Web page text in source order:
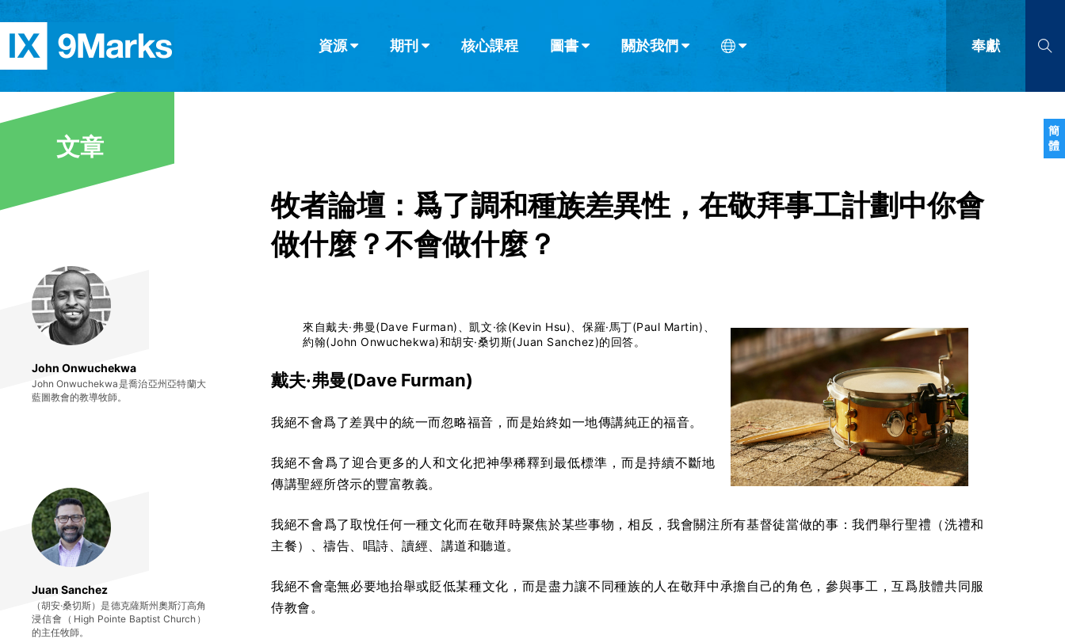
簡
體
資源 期刊 核心課程 圖書 關於我們 奉獻
查看全部
查看全部
简体中文
文章
John Onwuchekwa
John Onwuchekwa是喬治亞州亞特蘭大
藍圖教會的教導牧師。
Juan Sanchez
（胡安·桑切斯）是德克薩斯州奧斯汀高角
浸信會（High Pointe Baptist Church）
的主任牧師。
牧者論壇：爲了調和種族差異性，在敬拜事工計劃中你會
做什麼？不會做什麼？
來自戴夫·弗曼(Dave Furman)、凱文·徐(Kevin Hsu)、保羅·馬丁(Paul Martin)、
約翰(John Onwuchekwa)和胡安·桑切斯(Juan Sanchez)的回答。
戴夫·弗曼(Dave Furman)
我絕不會爲了差異中的統一而忽略福音，而是始終如一地傳講純正的福音。
我絕不會爲了迎合更多的人和文化把神學稀釋到最低標準，而是持續不斷地
傳講聖經所啓示的豐富教義。
我絕不會爲了取悅任何一種文化而在敬拜時聚焦於某些事物，相反，我會關注所有基督徒當做的事：我們舉行聖禮（洗禮和
主餐）、禱告、唱詩、讀經、講道和聽道。
我絕不會毫無必要地抬舉或貶低某種文化，而是盡力讓不同種族的人在敬拜中承擔自己的角色，參與事工，互爲肢體共同服
侍教會。